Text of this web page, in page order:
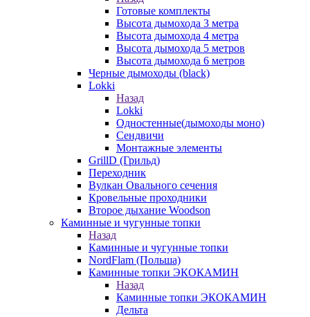
Готовые комплекты
Высота дымохода 3 метра
Высота дымохода 4 метра
Высота дымохода 5 метров
Высота дымохода 6 метров
Черные дымоходы (black)
Lokki
Назад
Lokki
Одностенные(дымоходы моно)
Сендвичи
Монтажные элементы
GrillD (Грильд)
Переходник
Вулкан Овального сечения
Кровельные проходники
Второе дыхание Woodson
Каминные и чугунные топки
Назад
Каминные и чугунные топки
NordFlam (Польша)
Каминные топки ЭКОКАМИН
Назад
Каминные топки ЭКОКАМИН
Дельта